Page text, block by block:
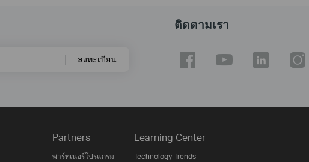
ลงทะเบียน
ติดตามเรา
Partners
พาร์ทเนอร์โปรแกรม
Learning Center
Technology Trends